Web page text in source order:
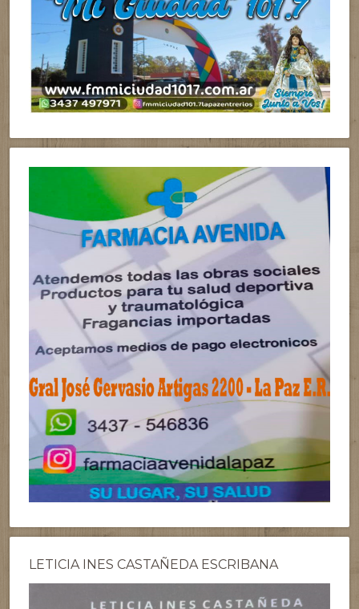
LETICIA INES CASTAÑEDA ESCRIBANA